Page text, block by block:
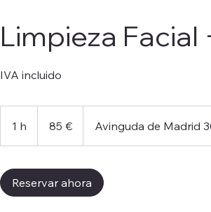
Limpieza
IVA incluido
1 h 85 € Avinguda de Madrid
Reservar ahora